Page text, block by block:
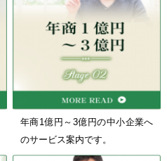
年商1億円～3億円の中小企業へ
のサービス案内です。